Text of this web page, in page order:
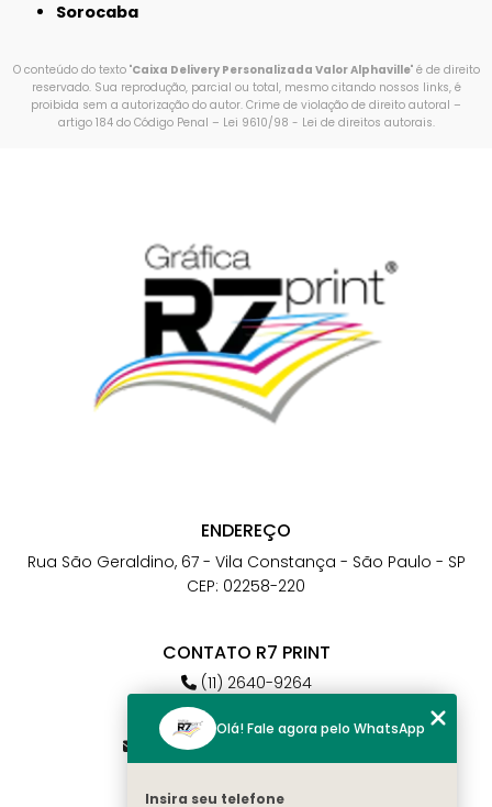
Sorocaba
O conteúdo do texto "Caixa Delivery Personalizada Valor Alphaville" é de direito
reservado. Sua reprodução, parcial ou total, mesmo citando nossos links, é
proibida sem a autorização do autor. Crime de violação de direito autoral –
artigo 184 do Código Penal – Lei 9610/98 - Lei de direitos autorais.
ENDEREÇO
Rua São Geraldino, 67 - Vila Constança - São Paulo - SP
CEP: 02258-220
CONTATO R7 PRINT
(11) 2640-9264
(11) 98784-6664
atendimento@r7print.com.br
Olá! Fale agora pelo WhatsApp
Insira seu telefone